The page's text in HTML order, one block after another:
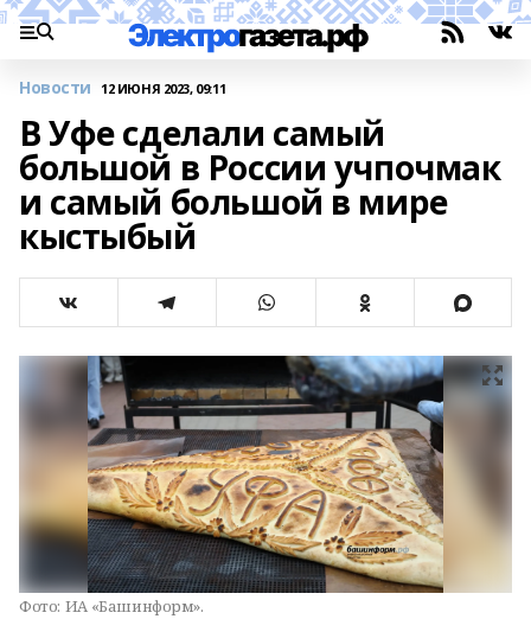
Новости 12 ИЮНЯ 2023, 09:11
В Уфе сделали самый
большой в России учпочмак
и самый большой в мире
кыстыбый
Фото: ИА «Башинформ».